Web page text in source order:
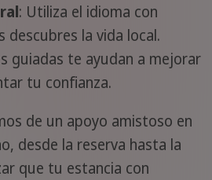
: Utiliza el idioma con
la vida local.
guiadas te ayudan a mejorar
tu confianza.
de un apoyo amistoso en
desde la reserva hasta la
que tu estancia con